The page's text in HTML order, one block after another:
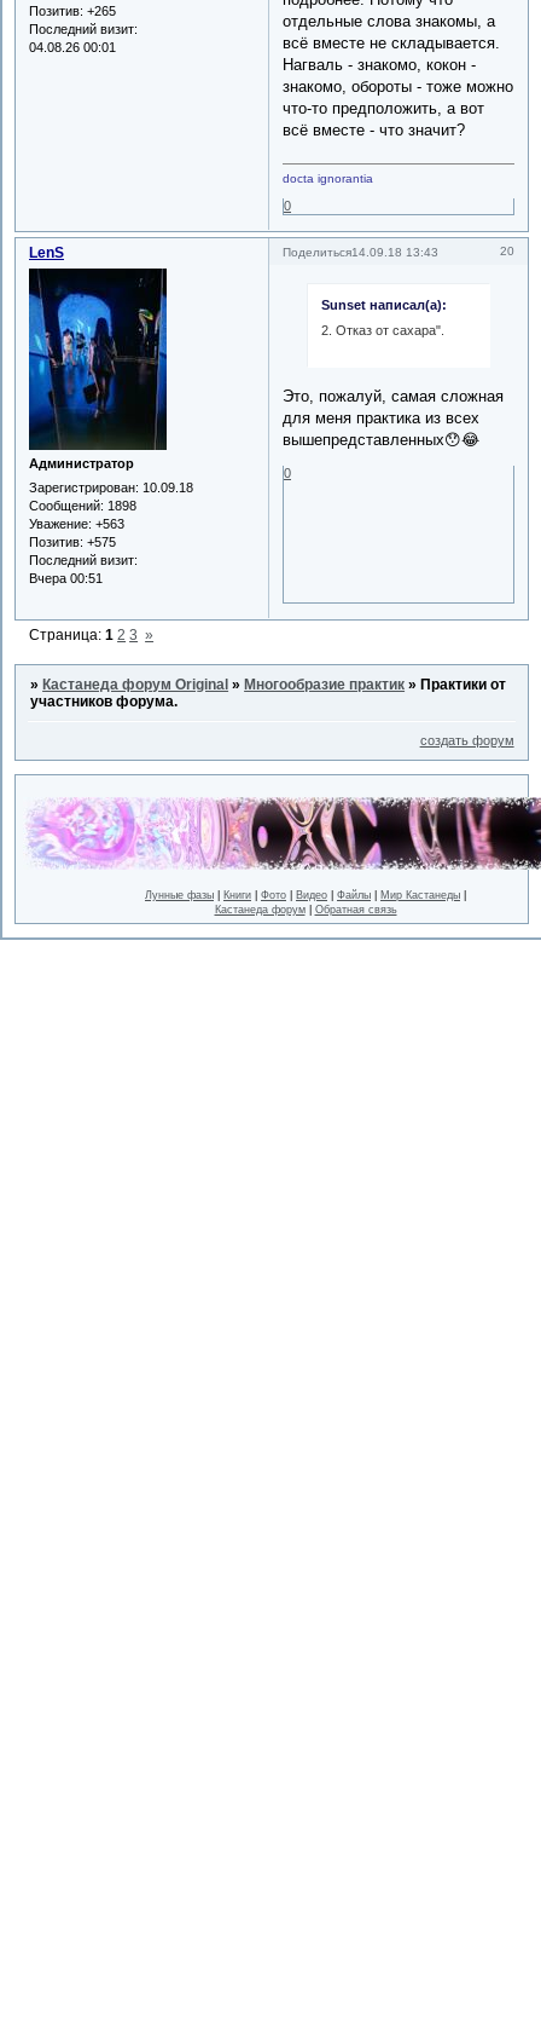
Позитив: +265
Последний визит:
04.08.26 00:01
отдельные слова знакомы, а
всё вместе не складывается.
Нагваль - знакомо, кокон -
знакомо, обороты - тоже можно
что-то предположить, а вот
всё вместе - что значит?
docta ignorantia
0
Поделиться 20
14.09.18 13:43
LenS
Администратор
Зарегистрирован: 10.09.18
Сообщений: 1898
Уважение: +563
Позитив: +575
Последний визит:
Вчера 00:51
Sunset написал(а):
2. Отказ от сахара".
Это, пожалуй, самая сложная
для меня практика из всех
вышепредставленных😯😂
0
Страница:1 2 3 »
» Кастанеда форум Original » Многообразие практик » Практики от
участников форума.
создать форум
Лунные фазы Книги Фото Видео Файлы Мир Кастанеды
Кастанеда форум| Обратная связь